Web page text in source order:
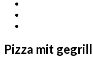
Pizza mit